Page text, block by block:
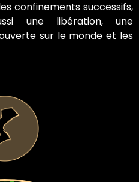
confinements successifs,
une libération, une
sur le monde et les